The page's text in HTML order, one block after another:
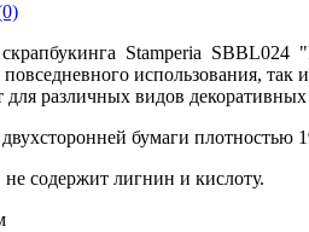
Stamperia SBBL024
использования,
различных видов декоративных
бумаги
не содержит лигнин и кислоту.